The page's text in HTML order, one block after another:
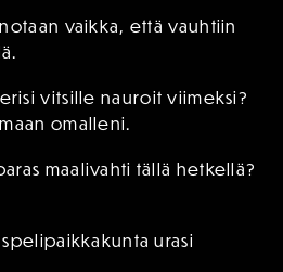
vaikka, että vauhtiin
vitsille nauroit viimeksi?
omalleni.
maalivahti tällä hetkellä?
urasi